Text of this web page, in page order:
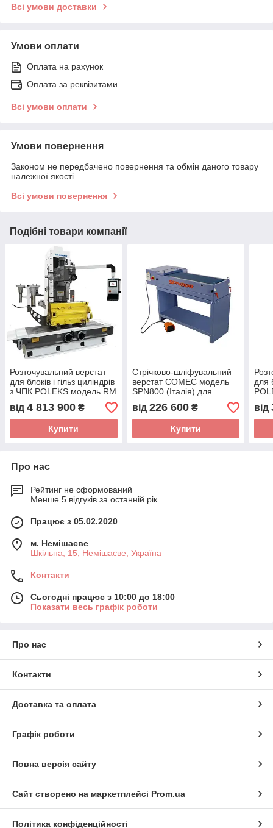
Всі умови доставки
Умови оплати
Оплата на рахунок
Оплата за реквізитами
Всі умови оплати
Умови повернення
Законом не передбачено повернення та обмін даного товару
належної якості
Всі умови повернення
Подібні товари компанії
Розточувальний верстат
для блоків і гільз циліндрів
з ЧПК POLEKS модель RM
320-CNC (Туреччина) з
ходом столу 1890 мм
від 4 813 900 ₴
Купити
Стрічково-шліфувальний
верстат COMEC модель
SPN800 (Італія) для
обробки площин деталей
від 226 600₴
Купити
для
від
Про нас
Рейтинг не сформований
Менше 5 відгуків за останній рік
Працює з 05.02.2020
м. Немішаєве
Шкільна, 15, Немішаєве, Україна
Контакти
Сьогодні працює з 10:00 до 18:00
Показати весь графік роботи
Про нас
Контакти
Доставка та оплата
Графік роботи
Повна версія сайту
Сайт створено на маркетплейсі Prom.ua
Політика конфіденційності